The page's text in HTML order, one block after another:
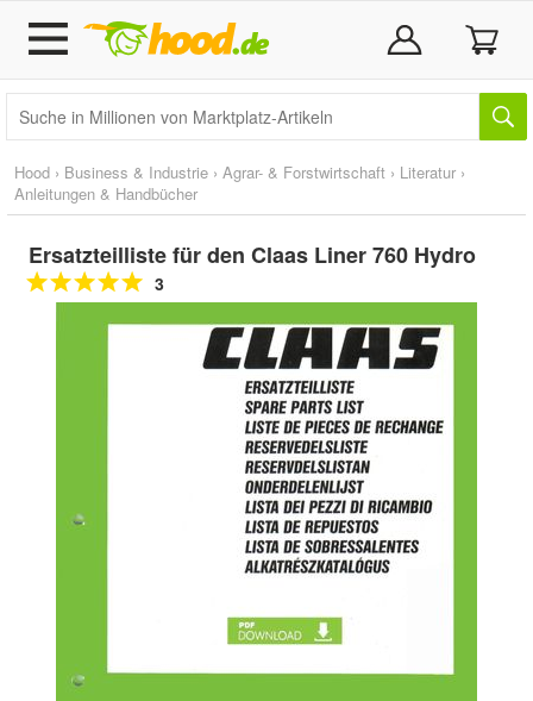
Hood › Business & Industrie › Agrar- & Forstwirtschaft › Literatur ›
Anleitungen & Handbücher
Ersatzteilliste für den Claas Liner 760 Hydro
3